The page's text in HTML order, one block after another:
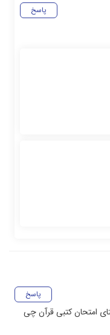
پاسخ
پاسخ
امتحان کتبی قرآن چی